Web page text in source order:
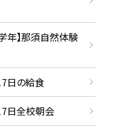
年】那須自然体験
日の給食
日全校朝会